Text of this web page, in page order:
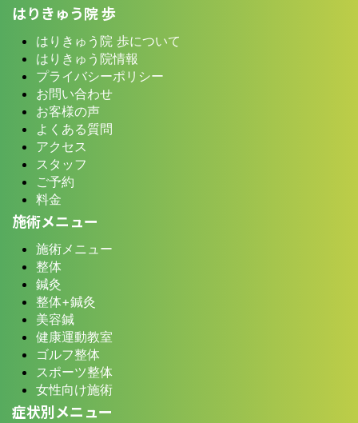
はりきゅう院 歩
はりきゅう院 歩について
はりきゅう院情報
プライバシーポリシー
お問い合わせ
お客様の声
よくある質問
アクセス
スタッフ
ご予約
料金
施術メニュー
施術メニュー
整体
鍼灸
整体+鍼灸
美容鍼
健康運動教室
ゴルフ整体
スポーツ整体
女性向け施術
症状別メニュー